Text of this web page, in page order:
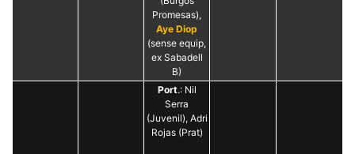
Promesas),
Aye Diop
(sense equip,
ex Sabadell
B)
Port.: Nil
Serra
(Juvenil), Adri
Rojas (Prat)